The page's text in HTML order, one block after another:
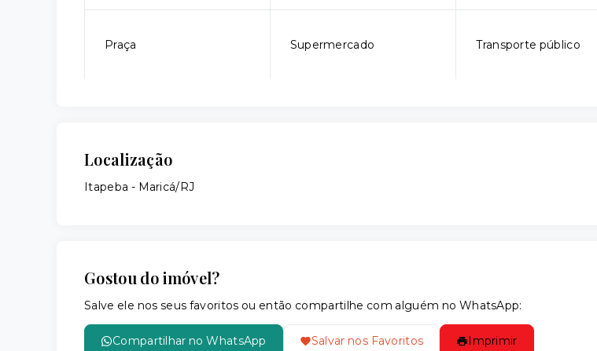
Praça Supermercado Transporte público
Localização
Itapeba - Maricá/RJ
Gostou do imóvel?
Salve ele nos seus favoritos ou então compartilhe com alguém no WhatsApp:
Compartilhar no WhatsApp Salvar nos Favoritos Imprimir